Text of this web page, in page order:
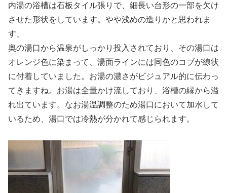
内湯の浴槽は石板タイル張りで、細長い台形の一部を欠け
させた形状をしています。やや浅めの造りかと思われま
す、
奥の湯口から温泉がしっかり投入されており、その湯口は
オレンジ色に染まって、湯面ラインには同色のコブが線状
に付着していました。お湯の濃さがビジュアル的に伝わっ
てきますね。お湯は全量かけ流しており、浴槽の縁から溢
れ出ています。なお湯温調整のため湯口において加水して
いるため、湯口では冷熱が分かれて感じられます。